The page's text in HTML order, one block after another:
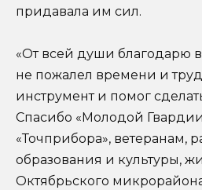
придавала им сил.
«От всей души благодарю
не пожалел времени и
инструмент и помог
Спасибо «Молодой
«Точприбора», ветеранам,
образования и культуры,
Октябрьского